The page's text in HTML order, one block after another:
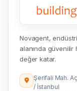
Novagent,
alanında güvenilir
değer katar.
Şerifali Mah.
/ İstanbul